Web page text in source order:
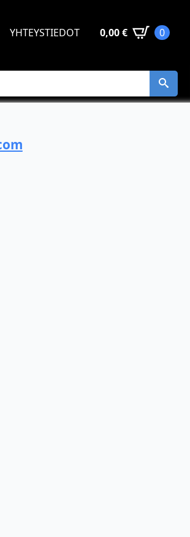
YHTEYSTIEDOT 0,00€ 0